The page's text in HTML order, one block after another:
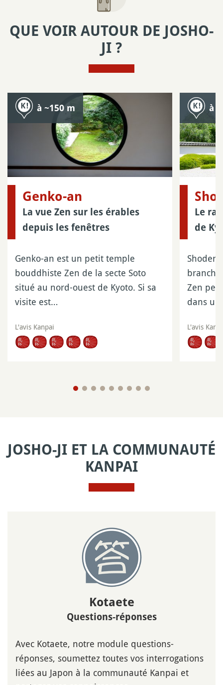
QUE VOIR AUTOUR DE JOSHO-
JI ?
à ~150 m
Genko-an
La vue Zen sur les érables
depuis les fenêtres
Genko-an est un petit temple
bouddhiste Zen de la secte Soto
situé au nord-ouest de Kyoto. Si sa
visite est…
L'avis Kanpai
à
Le
de
Zen
dans
L'avis
JOSHO-JI ET LA COMMUNAUTÉ
KANPAI
Kotaete
Questions-réponses
Avec Kotaete, notre module questions-
réponses, soumettez toutes vos interrogations
liées au Japon à la communauté Kanpai et